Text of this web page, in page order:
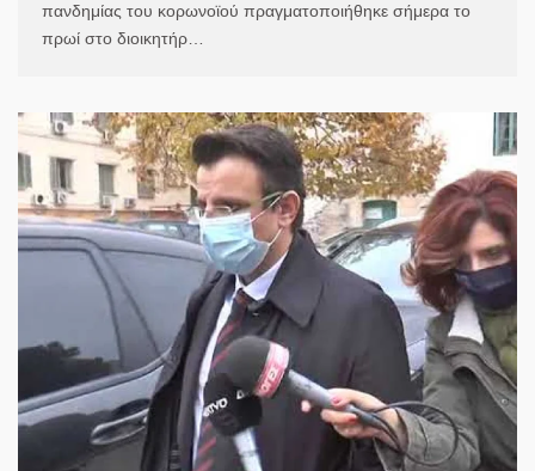
πανδημίας του κορωνοϊού πραγματοποιήθηκε σήμερα το
πρωί στο διοικητήρ…